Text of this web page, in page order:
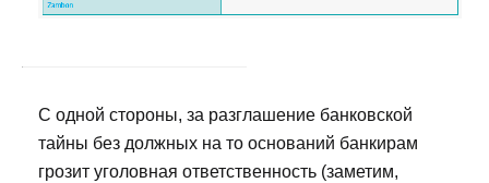
С одной стороны, за разглашение банковской
тайны без должных на то оснований банкирам
грозит уголовная ответственность (заметим,